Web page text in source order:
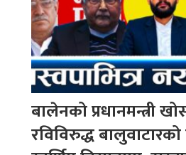
बालेनको प्रधानमन्त्री
रविविरुद्ध